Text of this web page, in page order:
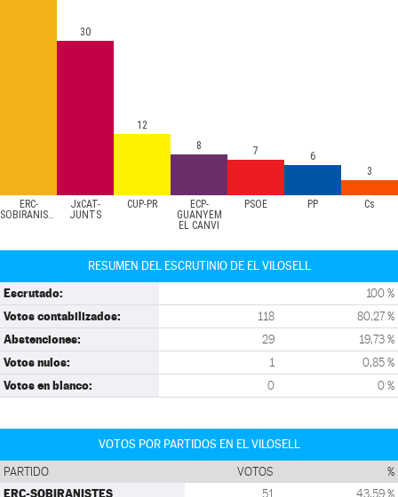
ERC-
SOBIRANISTES
JxCAT-
JUNTS
CUP-PR
ECP-
GUANYEM
EL CANVI
PSOE PP Cs
30
12
8
7
6
3
RESUMEN DEL ESCRUTINIO DE EL VILOSELL
Escrutado: 100 %
Votos contabilizados: 118 80,27 %
Abstenciones: 29 19,73 %
Votos nulos: 1 0,85 %
Votos en blanco: 0 0 %
VOTOS POR PARTIDOS EN EL VILOSELL
PARTIDO VOTOS %
ERC-SOBIRANISTES 51 43,59 %